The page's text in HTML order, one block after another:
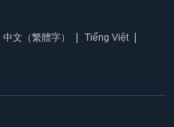
中文（繁體字）
Tiếng Việt